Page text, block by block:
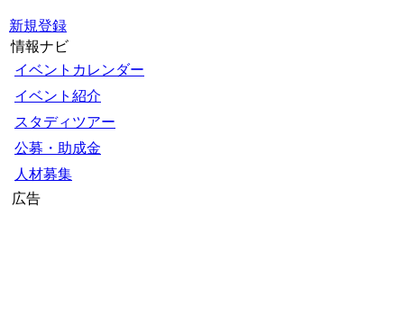
新規登録
情報ナビ
イベントカレンダー
イベント紹介
スタディツアー
公募・助成金
人材募集
広告